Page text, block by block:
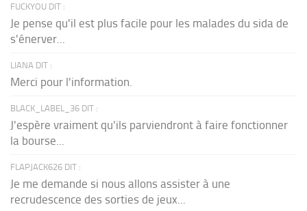
FUCKYOU DIT :
Je pense qu'il est plus facile pour les malades du sida de
s'énerver...
LIANA DIT :
Merci pour l'information.
BLACK_LABEL_36 DIT :
J'espère vraiment qu'ils parviendront à faire fonctionner
la bourse...
FLAPJACK626 DIT :
Je me demande si nous allons assister à une
recrudescence des sorties de jeux...